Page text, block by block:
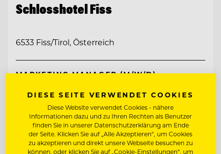
Schlosshotel Fiss
6533 Fiss/Tirol, Österreich
MARKETING MANAGER (M/W/D)
Entdecke alle Jobs
DIESE SEITE VERWENDET COOKIES
Diese Website verwendet Cookies - nähere
Informationen dazu und zu Ihren Rechten als Benutzer
finden Sie in unserer Datenschutzerklärung am Ende
der Seite. Klicken Sie auf „Alle Akzeptieren“, um Cookies
zu akzeptieren und direkt unsere Webseite besuchen zu
können, oder klicken Sie auf „Cookie-Einstellungen“, um